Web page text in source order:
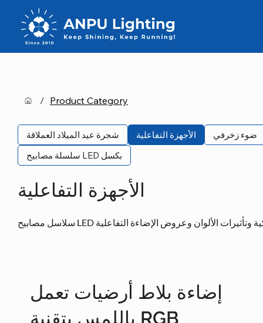
شجرة عيد الميلاد العملاقة الأجهزة التفاعلية ضوء زخرفي
سلسلة مصابيح LED بكسل
/ Product Category
الأجهزة التفاعلية
إضاءة بلاط أرضيات تعمل
باللمس بتقنية RGB